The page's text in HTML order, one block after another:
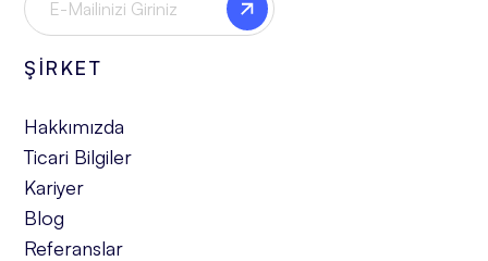
ŞİRKET
Hakkımızda
Ticari Bilgiler
Kariyer
Blog
Referanslar